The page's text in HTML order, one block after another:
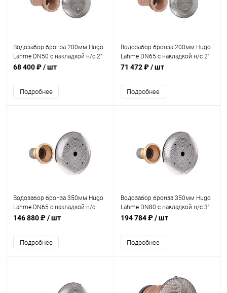
Водозабор бронза 200мм Hugo
Lahme DN50 с накладкой н/с 2"
(9160020)
68 400 ₽/ шт
Подробнее
Водозабор бронза 200мм Hugo
Lahme DN65 с накладкой н/с 2"
16м3/ч (9161020)
71 472 ₽/ шт
Подробнее
Водозабор бронза 350мм Hugo
Lahme DN65 с накладкой н/с
(9165020)
146 880 ₽/ шт
Подробнее
Водозабор бронза 350мм Hugo
Lahme DN80 с накладкой н/с 3"
50м3/ч (9162020)
194 784 ₽/ шт
Подробнее